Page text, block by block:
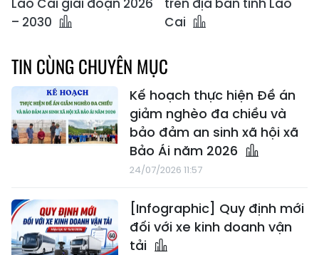
Lào Cai giai đoạn 2026
– 2030
trên địa bàn tỉnh Lào
Cai
TIN CÙNG CHUYÊN MỤC
Kế hoạch thực hiện Đề án
giảm nghèo đa chiều và
bảo đảm an sinh xã hội xã
Bảo Ái năm 2026
24/07/2026 11:57
[Infographic] Quy định mới
đối với xe kinh doanh vận
tải